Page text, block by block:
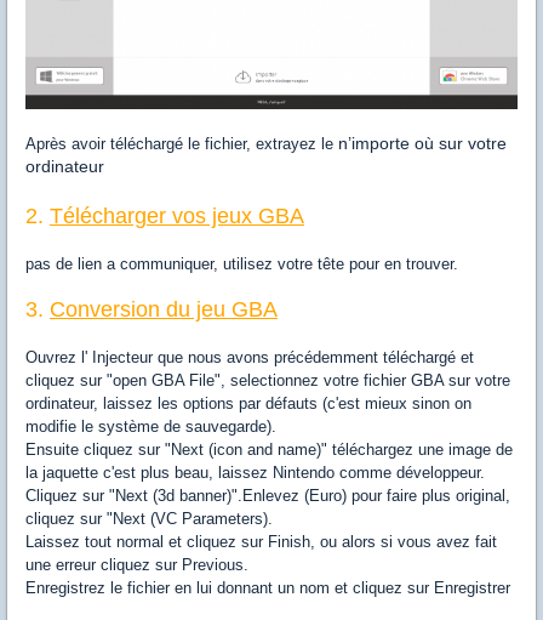
Après avoir téléchargé le fichier, extrayez le n’importe où sur votre
ordinateur
2. Télécharger vos jeux GBA
pas de lien a communiquer, utilisez votre tête pour en trouver.
3. Conversion du jeu GBA
Ouvrez l' Injecteur que nous avons précédemment téléchargé et
cliquez sur "open GBA File", selectionnez votre fichier GBA sur votre
ordinateur, laissez les options par défauts (c'est mieux sinon on
modifie le système de sauvegarde).
Ensuite cliquez sur "Next (icon and name)" téléchargez une image de
la jaquette c'est plus beau, laissez Nintendo comme développeur.
Cliquez sur "Next (3d banner)".Enlevez (Euro) pour faire plus original,
cliquez sur "Next (VC Parameters).
Laissez tout normal et cliquez sur Finish, ou alors si vous avez fait
une erreur cliquez sur Previous.
Enregistrez le fichier en lui donnant un nom et cliquez sur Enregistrer